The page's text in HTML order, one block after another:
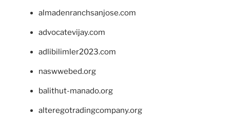
almadenranchsanjose.com
advocatevijay.com
adlibilimler2023.com
naswwebed.org
balithut-manado.org
alteregotradingcompany.org